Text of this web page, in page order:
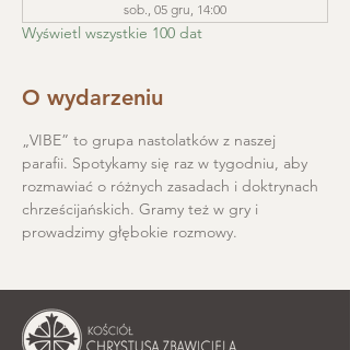
sob., 05 gru, 14:00
Wyświetl wszystkie 100 dat
O wydarzeniu
„VIBE” to grupa nastolatków z naszej
parafii. Spotykamy się raz w tygodniu, aby
rozmawiać o różnych zasadach i doktrynach
chrześcijańskich. Gramy też w gry i
prowadzimy głębokie rozmowy.